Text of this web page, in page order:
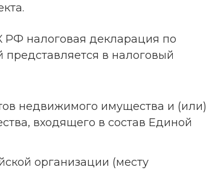
РФ налоговая декларация по
в налоговый
недвижимого имущества и (или)
входящего в состав Единой
организации (месту